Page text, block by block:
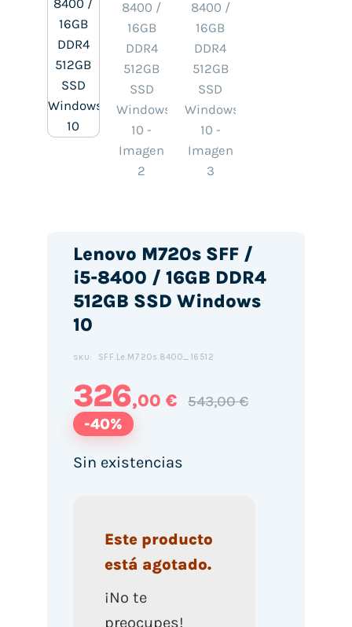
Lenovo M720s SFF /
i5-8400 / 16GB DDR4
512GB SSD Windows
10
SKU: SFF.Le.M720s.8400_16512
326,00 € 543,00 €
-40%
Sin existencias
Este producto
está agotado.
¡No te
preocupes!